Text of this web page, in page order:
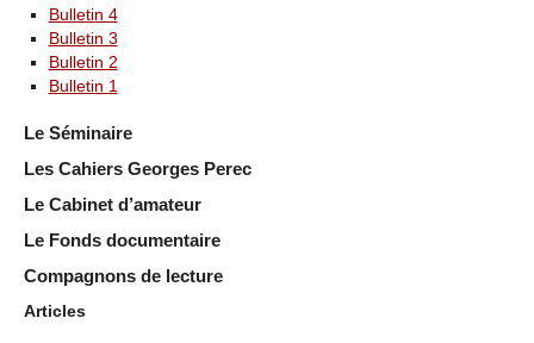
Bulletin 4
Bulletin 3
Bulletin 2
Bulletin 1
Le Séminaire
Les Cahiers Georges Perec
Le Cabinet d’amateur
Le Fonds documentaire
Compagnons de lecture
Articles